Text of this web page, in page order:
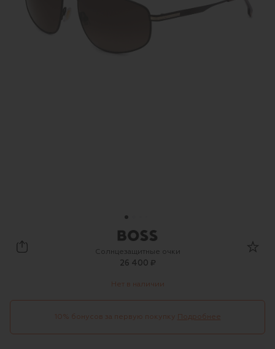
BOSS
Солнцезащитные очки
26 400 ₽
Нет в наличии
10% бонусов за первую покупку Подробнее